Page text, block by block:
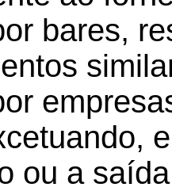
bares,
ou a